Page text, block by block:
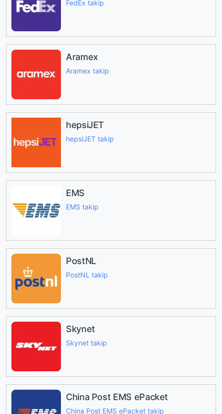
FedEx takip
Aramex
Aramex takip
hepsiJET
hepsiJET takip
EMS
EMS takip
PostNL
PostNL takip
Skynet
Skynet takip
China Post EMS ePacket
China Post EMS ePacket takip